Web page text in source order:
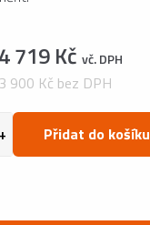
4 719 Kč vč. DPH
3 900 Kč bez DPH
Přidat do košíku